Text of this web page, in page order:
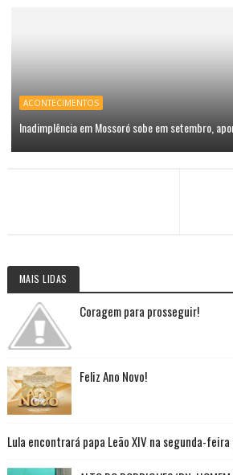
ACONTECIMENTOS
Inadimplência em Mossoró sobe em setembro,
MAIS LIDAS
Coragem para prosseguir!
Feliz Ano Novo!
Lula encontrará papa Leão XIV na segunda-